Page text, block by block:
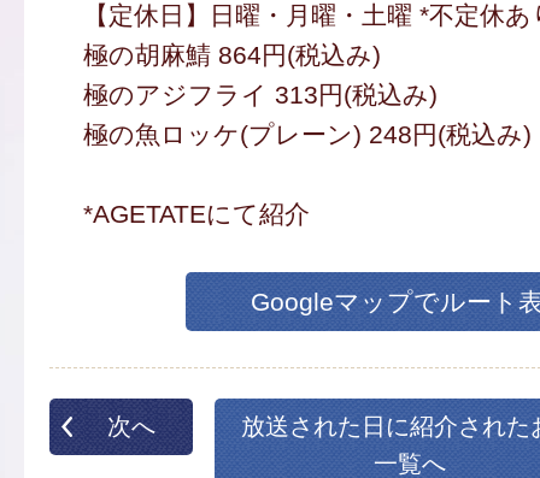
【定休日】日曜・月曜・土曜 *不定休あ
極の胡麻鯖 864円(税込み)
極のアジフライ 313円(税込み)
極の魚ロッケ(プレーン) 248円(税込み)
*AGETATEにて紹介
Googleマップでルート
次へ
放送された日に紹介された
一覧へ